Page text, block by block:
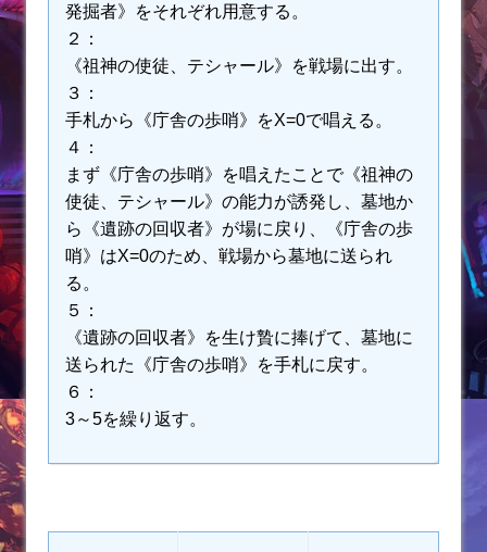
発掘者》をそれぞれ用意する。
２：
《祖神の使徒、テシャール》を戦場に出す。
３：
手札から《庁舎の歩哨》をX=0で唱える。
４：
まず《庁舎の歩哨》を唱えたことで《祖神の
使徒、テシャール》の能力が誘発し、墓地か
ら《遺跡の回収者》が場に戻り、《庁舎の歩
哨》はX=0のため、戦場から墓地に送られ
る。
５：
《遺跡の回収者》を生け贄に捧げて、墓地に
送られた《庁舎の歩哨》を手札に戻す。
６：
3～5を繰り返す。